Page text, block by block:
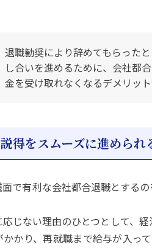
退職勧奨により辞めてもらった
し合いを進めるために、会社都
金を受け取れなくなるデメリット
得をスムーズに進められ
で有利な会社都合退職とする
じない理由のひとつとして、
かり、再就職まで給与が入っ